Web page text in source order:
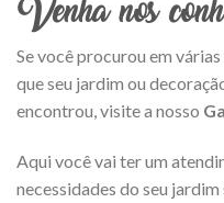
Venha nos
Se você procurou em
que seu jardim ou
encontrou, visite a nosso
Aqui você vai ter um
necessidades do seu